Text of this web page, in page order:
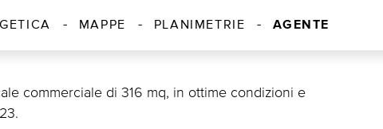
MAPPE PLANIMETRIE AGENTE
commerciale di 316 mq, in ottime condizioni e